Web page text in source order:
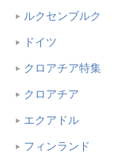
ルクセンブルク
ドイツ
クロアチア特集
クロアチア
エクアドル
フィンランド